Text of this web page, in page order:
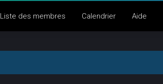
Liste des membres Calendrier Aide